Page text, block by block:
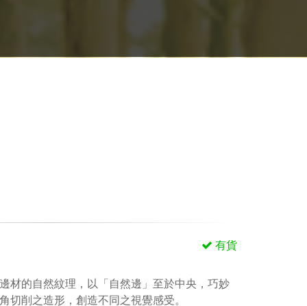
有貨
材的自然紋理，以「自然邊」至於中央，巧妙
切削之造形，創造不同之視覺感受。